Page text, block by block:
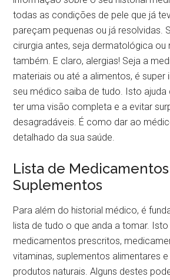
todas as condições de pele que já
pareçam pequenas ou já resolvidas.
cirurgia antes, seja dermatológica ou
também. E claro, alergias! Seja a
materiais ou até a alimentos, é super
seu médico saiba de tudo. Isto
ter uma visão completa e a evitar
desagradáveis. É como dar ao
detalhado da sua saúde.
Lista de
Suplementos
Para além do historial médico, é
lista de tudo o que anda a tomar. Isto
medicamentos prescritos,
vitaminas, suplementos alimentares
produtos naturais. Alguns destes